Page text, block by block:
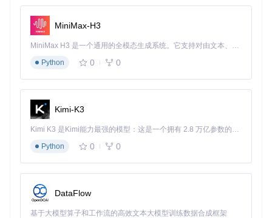
言能够自动优化排版结构，统一缩进、空格和换行，让文档保
持专业水准的同时，减少70%的格式调整时间。这种"无感格
式化"体验，使创作者得以将精力集中在内容构思上。
图：妙言简洁的编辑界面，左侧为文件导航，中间为编辑区
域，右侧实时预览，三栏布局平衡了功能完整性与视觉简洁度
场景化解决方案：从知识收集到成果输出
切换和功能组合，适应从快速笔记到深度创作的全流程。
对于科研人员，妙言提供了文献笔记的完整解决方案：通过La
TeX公式支持复杂数学表达，代码块高亮展示算法实现，思维
导图功能梳理研究框架。特别是在文献综述阶段，用户可以将
MiniMax-H3
MiniMax H3 是一个通用的全模态生成系统。它支持对由文本、图像、视频和音频组成的多模态上下文进行统一理解，并能生成分辨率高达 2K、时长可达 15 秒的带原生立体声音频的视频。得益于面向任务泛化的系统设计，H3 在预训练阶段就已具备广泛的多模态上下文理解与生成能力，能够出色地执行复杂的多模态指令。
Python
0 0
Kimi-K3
Kimi K3 是Kimi能力最强的模型：这是一个拥有 2.8 万亿参数的混合专家（MoE）模型，具备原生视觉理解能力，并支持 100 万 token 的上下文窗口。
Python
0 0
DataFlow
基于大模型算子和工作流的高效文本大模型训练数据合成框架